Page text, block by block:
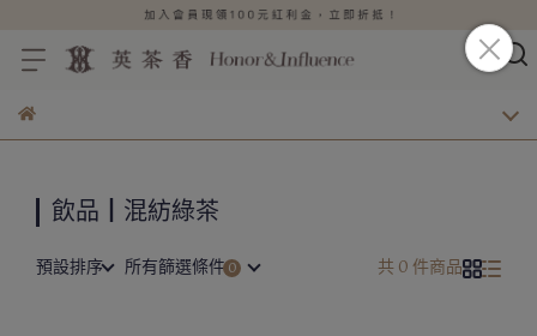
飲品┃混紡綠茶
預設排序 所有篩選條件 共 0 件商品